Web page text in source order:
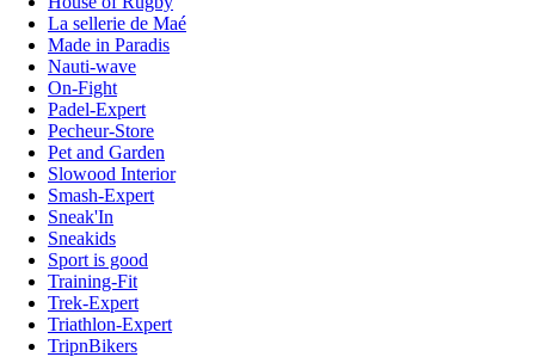
La sellerie de Maé
Made in Paradis
Nauti-wave
On-Fight
Padel-Expert
Pecheur-Store
Pet and Garden
Slowood Interior
Smash-Expert
Sneak'In
Sneakids
Sport is good
Training-Fit
Trek-Expert
Triathlon-Expert
TripnBikers